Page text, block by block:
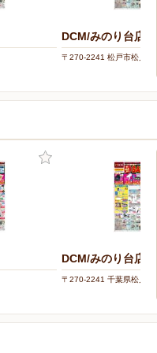
DCM/みのり台店
〒270-2241 松戸市松戸新
DCM/みのり台店
〒270-2241 千葉県松戸市